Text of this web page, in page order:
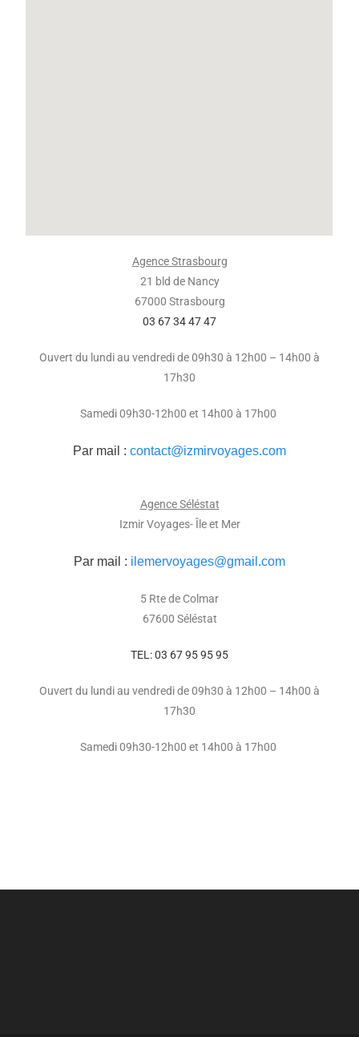
Agence Strasbourg
21 bld de Nancy
67000 Strasbourg
03 67 34 47 47
Ouvert du lundi au vendredi de 09h30 à 12h00 – 14h00 à
17h30
Samedi 09h30-12h00 et 14h00 à 17h00
Par mail : contact@izmirvoyages.com
Agence Séléstat
Izmir Voyages- Île et Mer
Par mail : ilemervoyages@gmail.com
5 Rte de Colmar
67600 Séléstat
TEL: 03 67 95 95 95
Ouvert du lundi au vendredi de 09h30 à 12h00 – 14h00 à
17h30
Samedi 09h30-12h00 et 14h00 à 17h00